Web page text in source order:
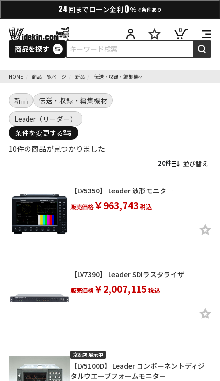
24 回までローン金利 0% ※条件あり
商品を探す
0
HOME 商品一覧ページ 新品 伝送・収録・編集機材
新品
伝送・収録・編集機材
Leader（リーダー）
条件を変更する
10件の商品が見つかりました
並び替え
【LV5350】 Leader 波形モニター
販売価格￥963,743 税込
【LV7390】 Leader SDIラスタライザ
販売価格￥2,007,115 税込
京都店 展示中
【LV5100D】 Leader コンポーネントディジ
タルウエーブフォームモニター